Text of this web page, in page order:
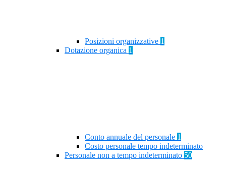
Posizioni organizzative 1
Dotazione organica 1
Conto annuale del personale 1
Costo personale tempo indeterminato
Personale non a tempo indeterminato 50